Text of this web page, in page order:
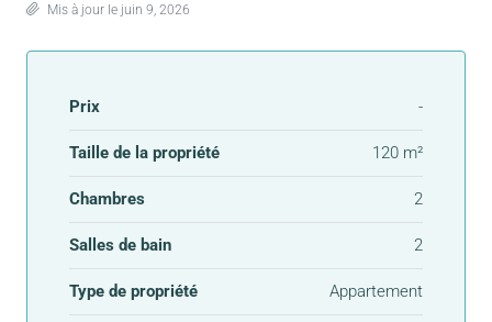
Mis à jour le juin 9, 2026
Prix -
Taille de la propriété 120 m²
Chambres 2
Salles de bain 2
Type de propriété Appartement